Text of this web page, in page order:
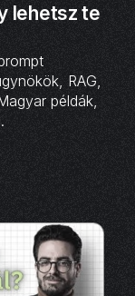
lehetsz te
RAG,
példák,